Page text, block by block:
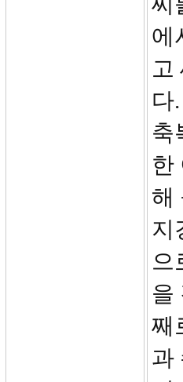
에
고
다
축
한
해
지
으
을
째
과